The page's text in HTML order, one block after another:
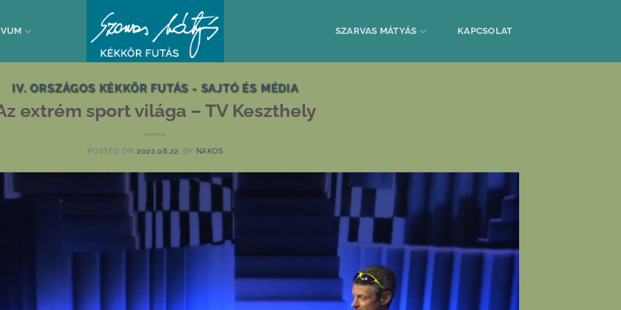
SZARVAS MÁTYÁS KAPCSOLAT
IV. ORSZÁGOS KÉKKÖR FUTÁS - SAJTÓ ÉS MÉDIA
extrém sport világa – TV Keszthely
POSTED ON2022.08.22. BY NAKOS